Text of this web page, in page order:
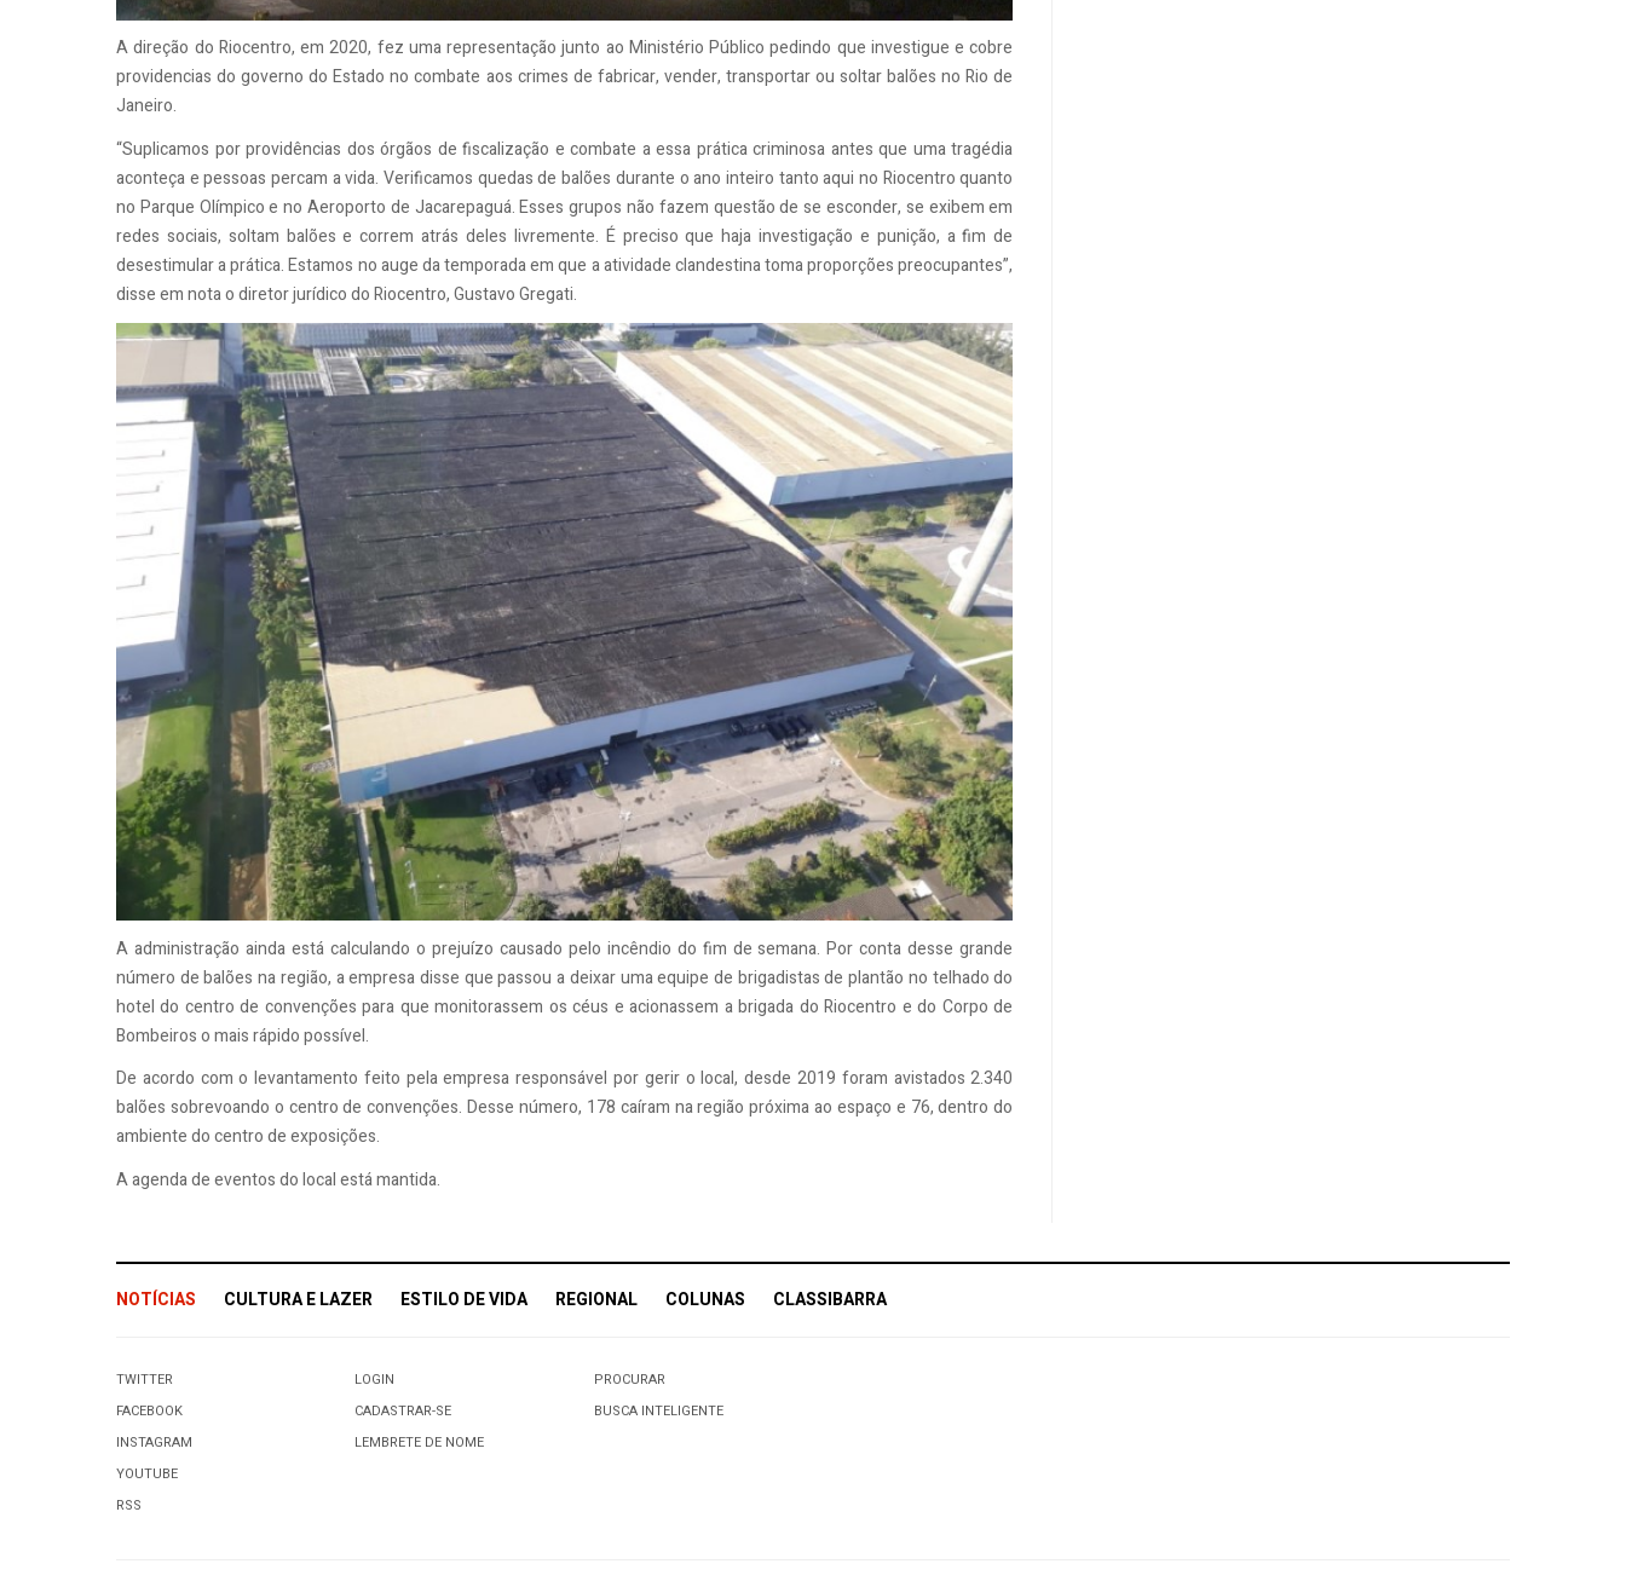
A direção do Riocentro, em 2020, fez uma representação junto ao Ministério Público pedindo que investigue e cobre
providencias do governo do Estado no combate aos crimes de fabricar, vender, transportar ou soltar balões no Rio de
Janeiro.
“Suplicamos por providências dos órgãos de fiscalização e combate a essa prática criminosa antes que uma tragédia
aconteça e pessoas percam a vida. Verificamos quedas de balões durante o ano inteiro tanto aqui no Riocentro quanto
no Parque Olímpico e no Aeroporto de Jacarepaguá. Esses grupos não fazem questão de se esconder, se exibem em
redes sociais, soltam balões e correm atrás deles livremente. É preciso que haja investigação e punição, a fim de
desestimular a prática. Estamos no auge da temporada em que a atividade clandestina toma proporções preocupantes”,
disse em nota o diretor jurídico do Riocentro, Gustavo Gregati.
A administração ainda está calculando o prejuízo causado pelo incêndio do fim de semana. Por conta desse grande
número de balões na região, a empresa disse que passou a deixar uma equipe de brigadistas de plantão no telhado do
hotel do centro de convenções para que monitorassem os céus e acionassem a brigada do Riocentro e do Corpo de
Bombeiros o mais rápido possível.
De acordo com o levantamento feito pela empresa responsável por gerir o local, desde 2019 foram avistados 2.340
balões sobrevoando o centro de convenções. Desse número, 178 caíram na região próxima ao espaço e 76, dentro do
ambiente do centro de exposições.
A agenda de eventos do local está mantida.
NOTÍCIAS CULTURA E LAZER ESTILO DE VIDA REGIONAL COLUNAS CLASSIBARRA
TWITTER
FACEBOOK
INSTAGRAM
YOUTUBE
RSS
LOGIN
CADASTRAR-SE
LEMBRETE DE NOME
PROCURAR
BUSCA INTELIGENTE